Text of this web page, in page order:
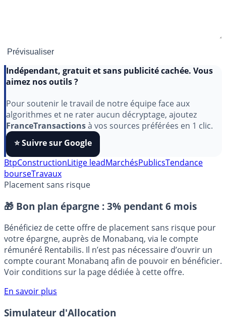
aimez nos outils ?
Pour soutenir le travail de notre équipe face aux
algorithmes et ne rater aucun décryptage, ajoutez
FranceTransactionsà vos sources préférées en 1 clic.
⭐️ Suivre sur Google
BtpConstructionLitige lead
Placement sans risque
🎁 Bon plan épargne : 3% pendant 6 mois
Bénéficiez de cette offre de placement sans risque pour
votre épargne, auprès de Monabanq, via le compte
rémunéré Rentabilis. Il n’est pas nécessaire d’ouvrir un
Voir conditions sur la page dédiée à cette offre.
En savoir plus